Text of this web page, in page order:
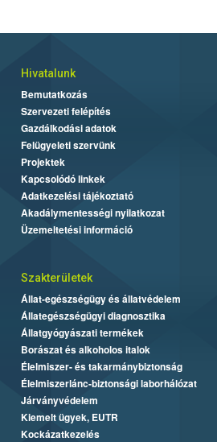
Hivatalunk
Bemutatkozás
Szervezeti felépítés
Gazdálkodási adatok
Felügyeleti szervünk
Projektek
Kapcsolódó linkek
Adatkezelési tájékoztató
Akadálymentességi nyilatkozat
Üzemeltetési információ
Szakterületek
Állat-egészségügy és állatvédelem
Állategészségügyi diagnosztika
Állatgyógyászati termékek
Borászat és alkoholos italok
Élelmiszer- és takarmánybiztonság
Élelmiszerlánc-biztonsági laborhálózat
Járványvédelem
Kiemelt ügyek, EUTR
Kockázatkezelés